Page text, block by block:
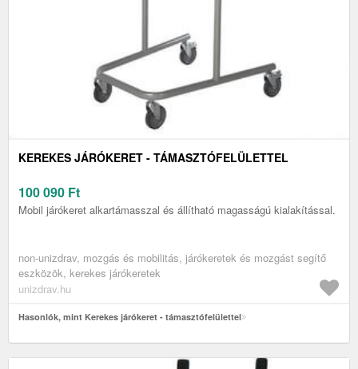
KEREKES JÁRÓKERET - TÁMASZTÓFELÜLETTEL
100 090 Ft
Mobil járókeret alkartámasszal és állítható magasságú kialakítással.
non-unizdrav, mozgás és mobilitás, járókeretek és mozgást segítő
eszközök, kerekes járókeretek
unizdrav.hu
Hasonlók, mint Kerekes járókeret - támasztófelülettel